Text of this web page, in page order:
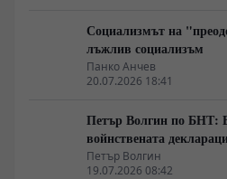
Социализмът на
лъжлив социализъм
Панко Анчев
20.07.2026 18:41
Петър Волгин по БНТ:
войнствената
Петър Волгин
19.07.2026 08:42